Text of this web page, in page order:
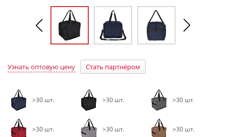
Узнать оптовую цену Стать партнёром
>30 шт. >30 шт. >30 шт.
>30 шт. >30 шт. >30 шт.